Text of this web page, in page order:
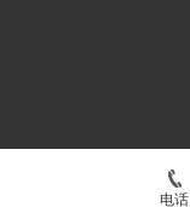
电话